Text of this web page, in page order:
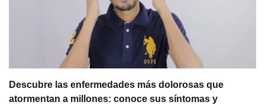
Descubre las enfermedades más dolorosas que
atormentan a millones: conoce sus síntomas y